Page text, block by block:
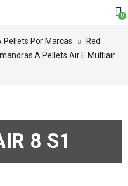
0
Pellets Por Marcas
Red
A Pellets Air E Multiair
8 S1